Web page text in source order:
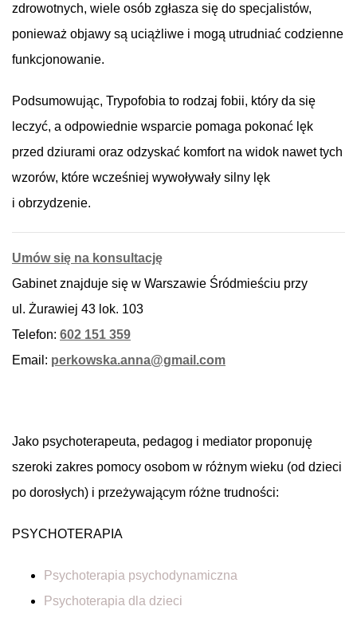
zdrowotnych, wiele osób zgłasza się do specjalistów,
ponieważ objawy są uciążliwe i mogą utrudniać codzienne
funkcjonowanie.
Podsumowując, Trypofobia to rodzaj fobii, który da się
leczyć, a odpowiednie wsparcie pomaga pokonać lęk
przed dziurami oraz odzyskać komfort na widok nawet tych
wzorów, które wcześniej wywoływały silny lęk
i obrzydzenie.
Umów się na konsultację
Gabinet znajduje się w Warszawie Śródmieściu przy
ul. Żurawiej 43 lok. 103
Telefon: 602 151 359
Email: perkowska.anna@gmail.com
Jako psychoterapeuta, pedagog i mediator proponuję
szeroki zakres pomocy osobom w różnym wieku (od dzieci
po dorosłych) i przeżywającym różne trudności:
PSYCHOTERAPIA
Psychoterapia psychodynamiczna
Psychoterapia dla dzieci